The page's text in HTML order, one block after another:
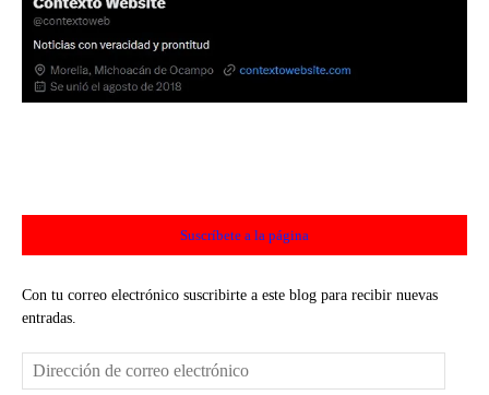
Suscríbete a la página
Con tu correo electrónico suscribirte a este blog para recibir nuevas
entradas.
Dirección
de